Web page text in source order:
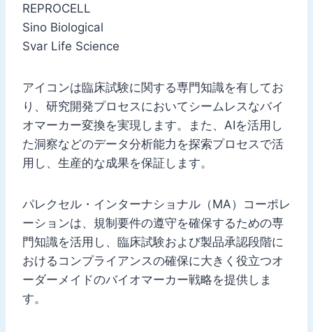
REPROCELL
Sino Biological
Svar Life Science
アイコンは臨床試験に関する専門知識を有してお
り、研究開発プロセスにおいてシームレスなバイ
オマーカー変換を実現します。また、AIを活用し
た洞察などのデータ分析能力を探索プロセスで活
用し、生産的な成果を保証します。
パレクセル・インターナショナル（MA）コーポレ
ーションは、規制要件の遵守を確保するための専
門知識を活用し、臨床試験および製品承認段階に
おけるコンプライアンスの確保に大きく役立つオ
ーダーメイドのバイオマーカー戦略を提供しま
す。